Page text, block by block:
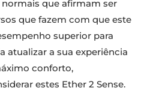
que afirmam ser
que fazem com que este
superior para
atualizar a sua experiência
conforto,
estes Ether 2 Sense.